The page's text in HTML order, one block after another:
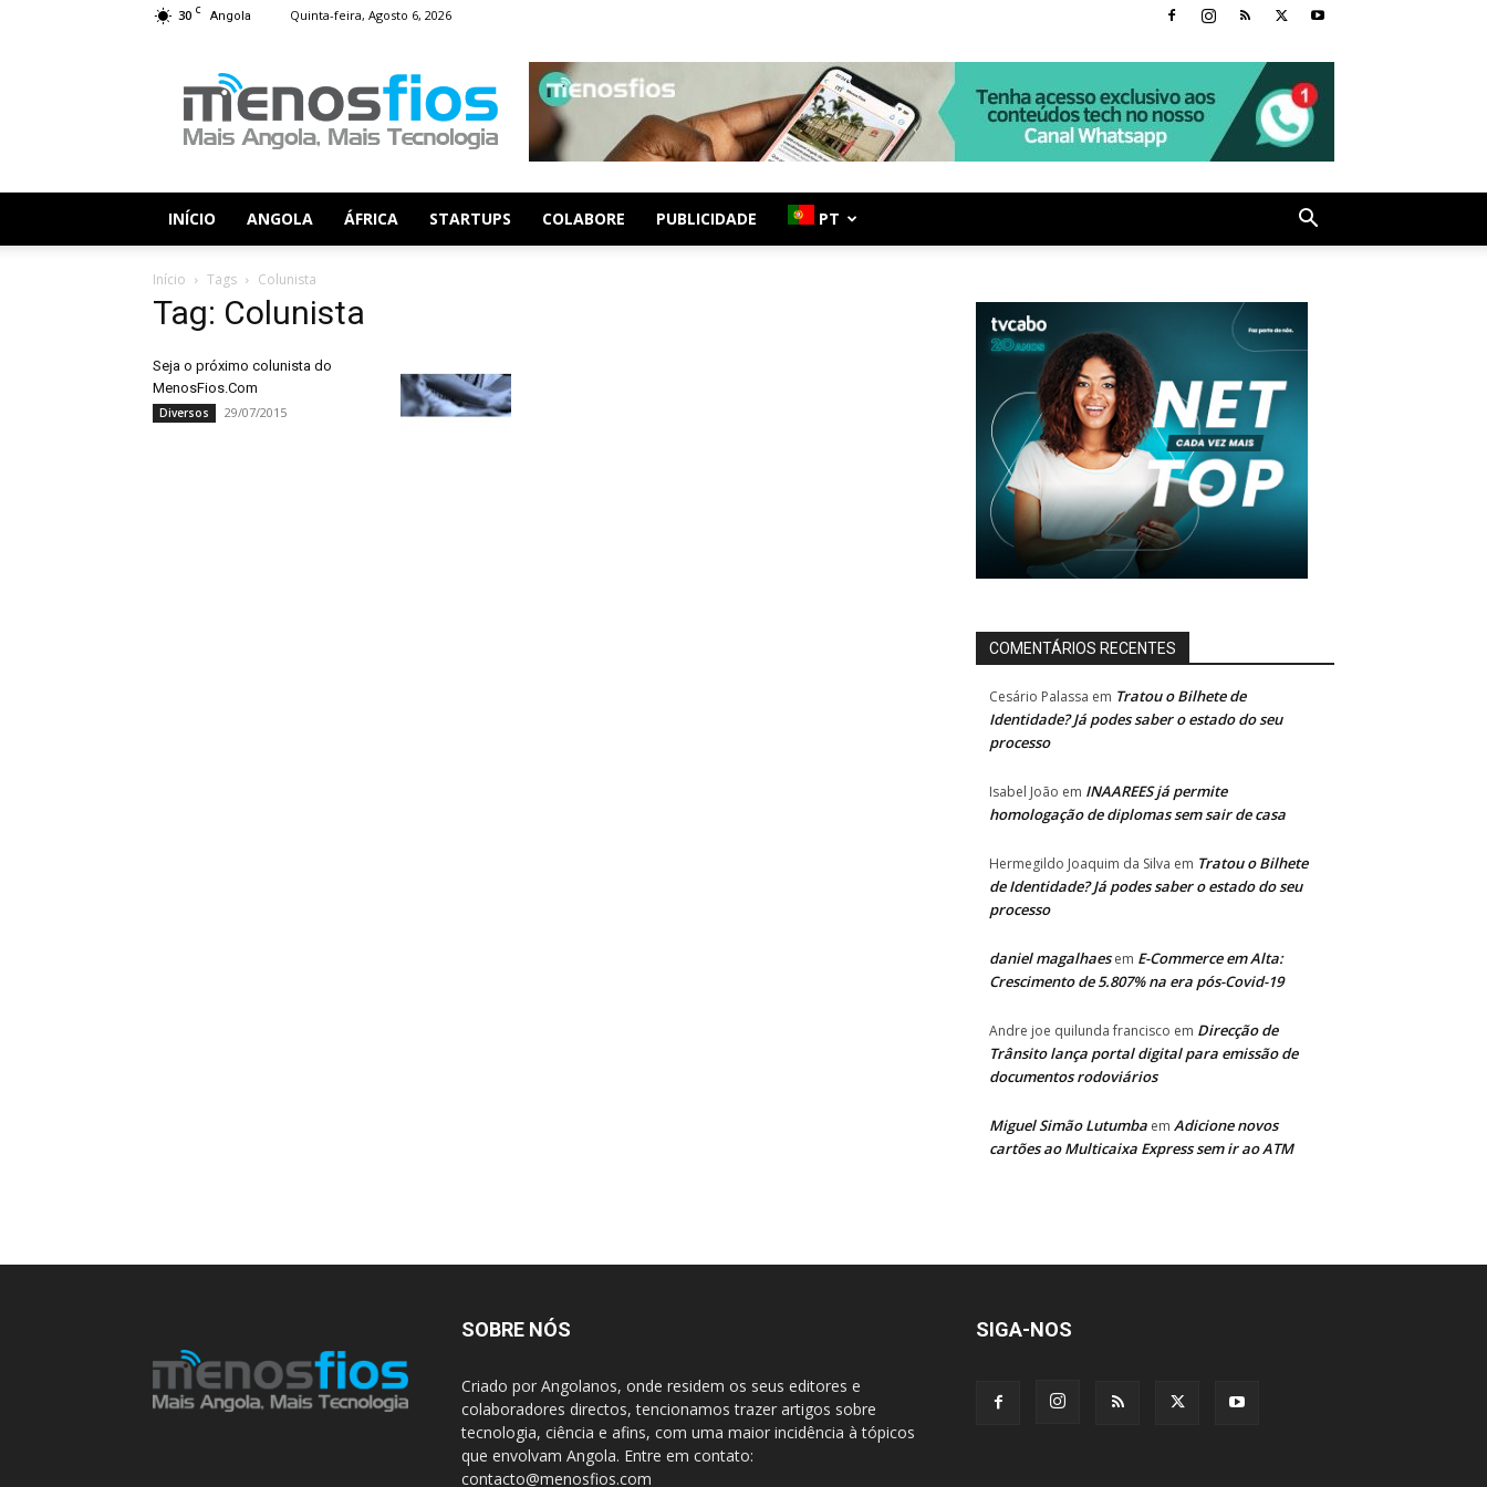
30 C Angola Quinta-feira, Agosto 6, 2026
Fios
INÍCIO ANGOLA ÁFRICA STARTUPS COLABORE PUBLICIDADE PT
Início Tags Colunista
Tag: Colunista
Seja o próximo colunista do
MenosFios.Com
Diversos 29/07/2015
COMENTÁRIOS RECENTES
Cesário Palassa em Tratou o Bilhete de
Identidade? Já podes saber o estado do seu
processo
Isabel João em INAAREES já permite
homologação de diplomas sem sair de casa
Hermegildo Joaquim da Silva em Tratou o Bilhete
de Identidade? Já podes saber o estado do seu
processo
daniel magalhaesem E-Commerce em Alta:
Crescimento de 5.807% na era pós-Covid-19
Andre joe quilunda francisco em Direcção de
Trânsito lança portal digital para emissão de
documentos rodoviários
Miguel Simão Lutumba em Adicione novos
cartões ao Multicaixa Express sem ir ao ATM
SOBRE NÓS
Criado por Angolanos, onde residem os seus editores e
colaboradores directos, tencionamos trazer artigos sobre
tecnologia, ciência e afins, com uma maior incidência à tópicos
que envolvam Angola. Entre em contato:
contacto@menosfios.com
SIGA-NOS